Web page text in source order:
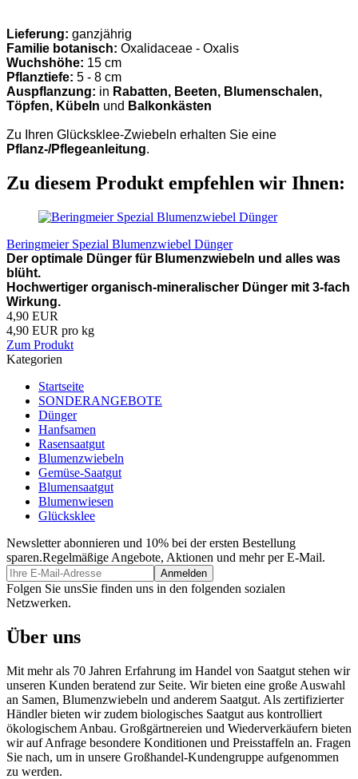
Lieferung: ganzjährig
Familie botanisch: Oxalidaceae - Oxalis
Wuchshöhe: 15 cm
Pflanztiefe: 5 - 8 cm
Auspflanzung: in Rabatten, Beeten, Blumenschalen,
Töpfen, Kübeln und Balkonkästen
Zu Ihren Glücksklee-Zwiebeln erhalten Sie eine
Pflanz-/Pflegeanleitung.
Zu diesem Produkt empfehlen wir Ihnen:
Beringmeier Spezial Blumenzwiebel Dünger
Der optimale Dünger für Blumenzwiebeln und alles was
blüht.
Hochwertiger organisch-mineralischer Dünger mit 3-fach
Wirkung.
4,90 EUR
4,90 EUR pro kg
Zum Produkt
Kategorien
Startseite
SONDERANGEBOTE
Dünger
Hanfsamen
Rasensaatgut
Blumenzwiebeln
Gemüse-Saatgut
Blumensaatgut
Blumenwiesen
Glücksklee
Newsletter abonnieren und 10% bei der ersten Bestellung
sparen.Regelmäßige Angebote, Aktionen und mehr per E-Mail.
Folgen Sie unsSie finden uns in den folgenden sozialen
Netzwerken.
Über uns
Mit mehr als 70 Jahren Erfahrung im Handel von Saatgut stehen wir
unseren Kunden beratend zur Seite. Wir bieten eine große Auswahl
an Samen, Blumenzwiebeln und anderem Saatgut. Als zertifizierter
Händler bieten wir zudem biologisches Saatgut aus kontrolliert
ökologischem Anbau. Großgärtnereien und Wiederverkäufern bieten
wir auf Anfrage besondere Konditionen und Preisstaffeln an. Fragen
Sie nach, um in unsere Großhandel-Kundengruppe aufgenommen
zu werden.